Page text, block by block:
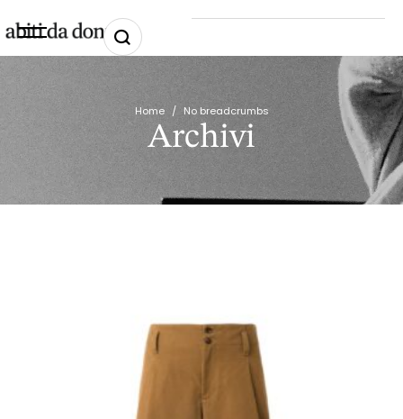
Home / No breadcrumbs
Archivi